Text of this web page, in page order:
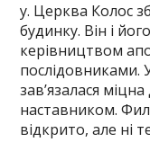
у. Церква Колос
будинку. Він і
керівництвом
послідовниками.
зав’язалася
наставником.
відкрито, але ні